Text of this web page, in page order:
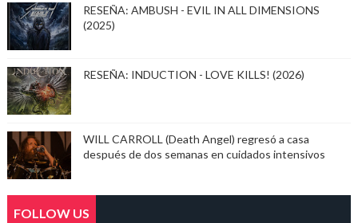
RESEÑA: AMBUSH - EVIL IN ALL DIMENSIONS
(2025)
RESEÑA: INDUCTION - LOVE KILLS! (2026)
WILL CARROLL (Death Angel) regresó a casa
después de dos semanas en cuidados intensivos
FOLLOW US